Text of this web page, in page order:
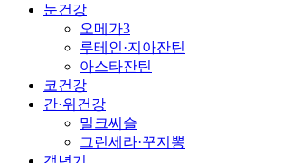
눈건강
오메가3
루테인·지아잔틴
아스타잔틴
코건강
간·위건강
밀크씨슬
그린세라·꾸지뽕